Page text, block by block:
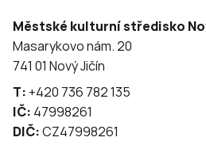
Městské kulturní středisko
Masarykovo nám. 20
741 01 Nový Jičín
T: +420 736 782 135
IČ: 47998261
DIČ:CZ47998261